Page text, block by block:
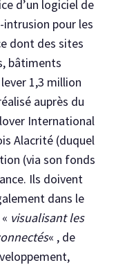
d’un logiciel de
pour les
dont des sites
bâtiments
1,3 million
auprès du
International
Alacrité (duquel
(via son fonds
Ils doivent
dans le
visualisant les
« , de